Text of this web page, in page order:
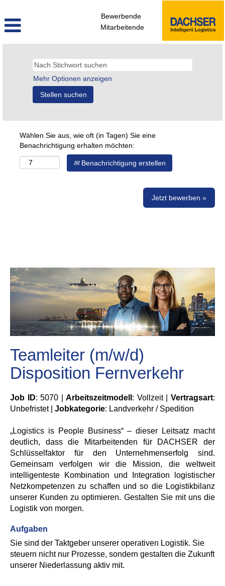
Bewerbende
Mitarbeitende
Mehr Optionen anzeigen
Wählen Sie aus, wie oft (in Tagen) Sie eine
Benachrichtigung erhalten möchten:
Benachrichtigung erstellen
Jetzt bewerben »
Teamleiter (m/w/d)
Disposition Fernverkehr
Job ID: 5070 |Arbeitszeitmodell : Vollzeit |Vertragsart:
Unbefristet | Jobkategorie: Landverkehr / Spedition
„Logistics is People Business“ – dieser Leitsatz macht
deutlich, dass die Mitarbeitenden für DACHSER der
Schlüsselfaktor für den Unternehmenserfolg sind.
Gemeinsam verfolgen wir die Mission, die weltweit
intelligenteste Kombination und Integration logistischer
Netzkompetenzen zu schaffen und so die Logistikbilanz
unserer Kunden zu optimieren. Gestalten Sie mit uns die
Logistik von morgen.
Aufgaben
Sie sind der Taktgeber unserer operativen Logistik. Sie
steuern nicht nur Prozesse, sondern gestalten die Zukunft
unserer Niederlassung aktiv mit.